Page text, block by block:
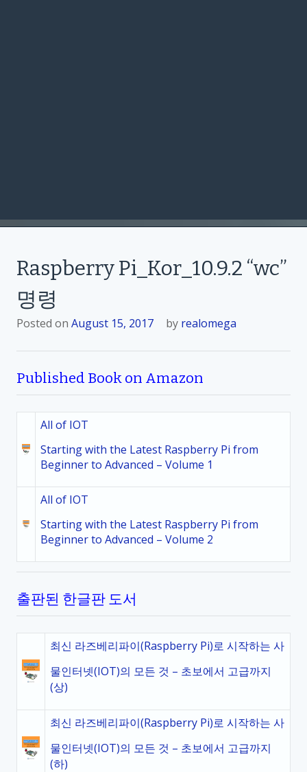
Raspberry Pi_Kor_10.9.2 “wc”
명령
Posted on August 15, 2017 by realomega
Published Book on Amazon
All of IOT
Starting with the Latest Raspberry Pi from
Beginner to Advanced – Volume 1
All of IOT
Starting with the Latest Raspberry Pi from
Beginner to Advanced – Volume 2
출판된 한글판 도서
최신 라즈베리파이(Raspberry Pi)로 시작하는 사
물인터넷(IOT)의 모든 것 – 초보에서 고급까지
(상)
최신 라즈베리파이(Raspberry Pi)로 시작하는 사
물인터넷(IOT)의 모든 것 – 초보에서 고급까지
(하)